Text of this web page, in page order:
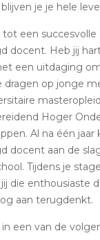
je je hele
tot een
docent. Heb jij
een uitdaging
op jonge
Hoger
Al na één jaar
docent aan de
Tijdens je
die enthousiaste
aan terugdenkt.
een van de